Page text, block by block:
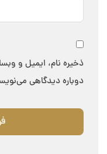
ذخیره نام، ایمیل و
دوباره دیدگاهی